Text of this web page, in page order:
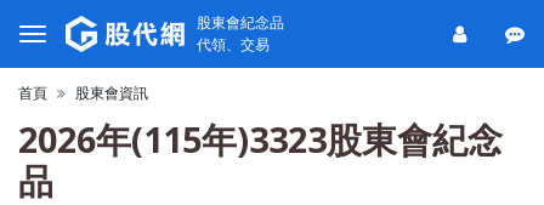
股東會紀念品
代領、交易
首頁 股東會資訊
2026年(115年)3323股東會紀念
品